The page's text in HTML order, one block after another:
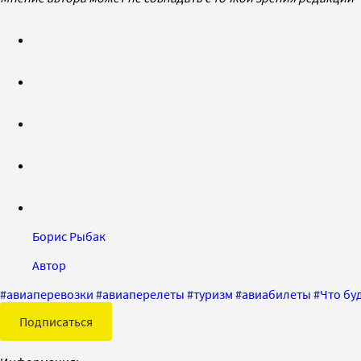
Борис Рыбак
Автор
#авиаперевозки #авиаперелеты #туризм #авиабилеты #Что
Подписаться